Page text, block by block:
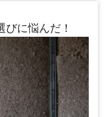
に悩んだ！